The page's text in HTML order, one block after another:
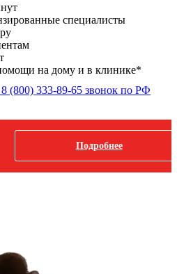
специалисты
на дому и в клинике*
8 (800) 333-89-65 звонок по РФ
Подробнее